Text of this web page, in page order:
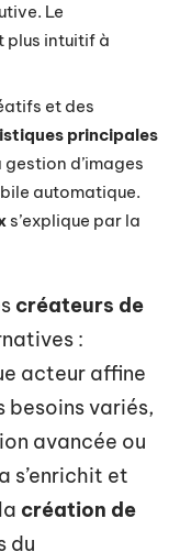
Le
plus intuitif à
et des
principales
d’images
automatique.
s’explique par la
créateurs de
:
acteur affine
besoins variés,
avancée ou
s’enrichit et
création de
du